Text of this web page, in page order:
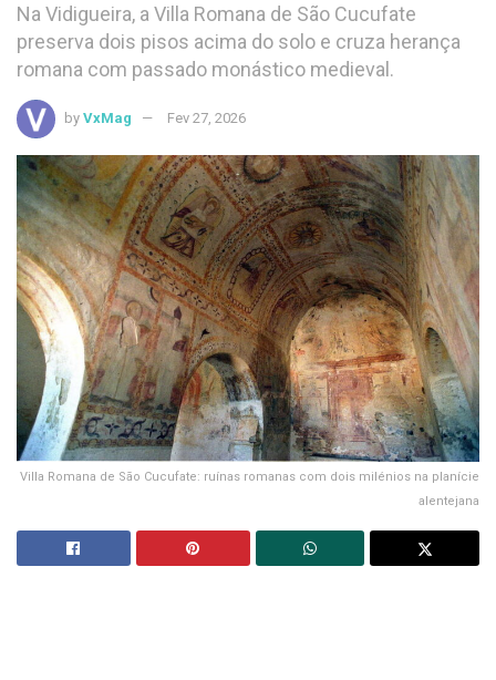
Na Vidigueira, a Villa Romana de São Cucufate
preserva dois pisos acima do solo e cruza herança
romana com passado monástico medieval.
by VxMag Fev 27, 2026
Villa Romana de São Cucufate: ruínas romanas com dois milénios na planície
alentejana